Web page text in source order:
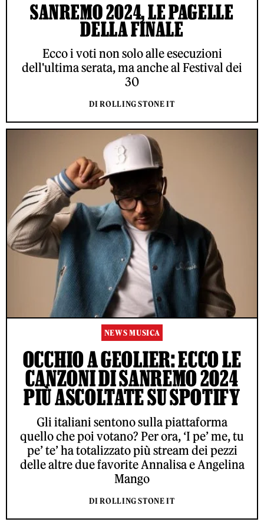
SANREMO 2024, LE PAGELLE
DELLA FINALE
Ecco i voti non solo alle esecuzioni
dell'ultima serata, ma anche al Festival dei
30
DI ROLLING STONE IT
NEWS MUSICA
OCCHIO A GEOLIER: ECCO LE
CANZONI DI SANREMO 2024
PIÙ ASCOLTATE SU SPOTIFY
Gli italiani sentono sulla piattaforma
quello che poi votano? Per ora, ‘I pe’ me, tu
pe’ te’ ha totalizzato più stream dei pezzi
delle altre due favorite Annalisa e Angelina
Mango
DI ROLLING STONE IT